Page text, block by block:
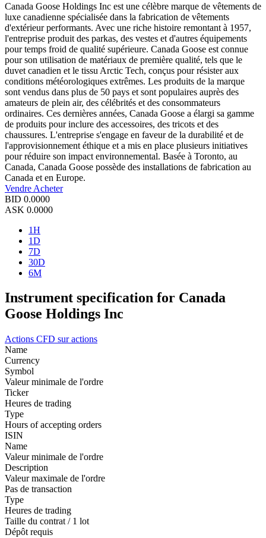
Canada Goose Holdings Inc est une célèbre marque de vêtements de
luxe canadienne spécialisée dans la fabrication de vêtements
d'extérieur performants. Avec une riche histoire remontant à 1957,
l'entreprise produit des parkas, des vestes et d'autres équipements
pour temps froid de qualité supérieure. Canada Goose est connue
pour son utilisation de matériaux de première qualité, tels que le
duvet canadien et le tissu Arctic Tech, conçus pour résister aux
conditions météorologiques extrêmes. Les produits de la marque
sont vendus dans plus de 50 pays et sont populaires auprès des
amateurs de plein air, des célébrités et des consommateurs
ordinaires. Ces dernières années, Canada Goose a élargi sa gamme
de produits pour inclure des accessoires, des tricots et des
chaussures. L'entreprise s'engage en faveur de la durabilité et de
l'approvisionnement éthique et a mis en place plusieurs initiatives
pour réduire son impact environnemental. Basée à Toronto, au
Canada, Canada Goose possède des installations de fabrication au
Canada et en Europe.
Vendre Acheter
BID 0.0000
ASK 0.0000
1H
1D
7D
30D
6M
Instrument specification for Canada
Goose Holdings Inc
Actions CFD sur actions
Name
Currency
Symbol
Valeur minimale de l'ordre
Ticker
Heures de trading
Type
Hours of accepting orders
ISIN
Name
Valeur minimale de l'ordre
Description
Valeur maximale de l'ordre
Pas de transaction
Type
Heures de trading
Taille du contrat / 1 lot
Dépôt requis